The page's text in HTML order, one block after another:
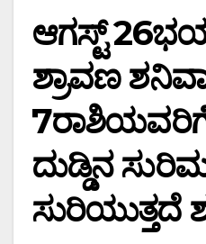
ಆಗಸ್ಟ್
ಶ್ರಾವಣ
7ರಾಶಿಯವರಿಗೆ
ದುಡ್ಡಿನ
ಸುರಿಯುತ್ತದೆ